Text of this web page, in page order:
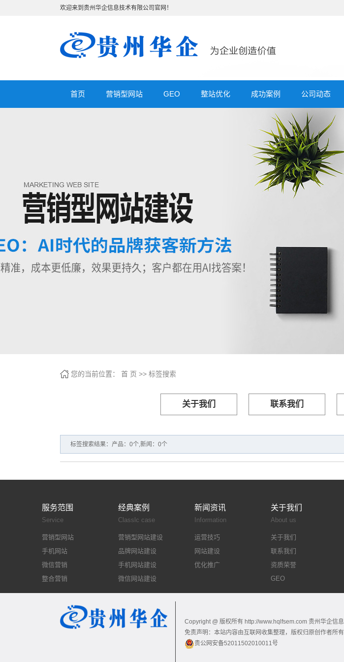
欢迎来到贵州华企信息技术有限公司官网！
首页 营销型网站 GEO 整站优化 成功案例 公司动态
您的当前位置： 首 页 >> 标签搜索
关于我们 联系我们
标签搜索结果：产品：0个,新闻：0个
服务范围
Service
营销型网站
手机网站
微信营销
整合营销
经典案例
Classlc case
营销型网站建设
品牌网站建设
手机网站建设
微信网站建设
新闻资讯
Information
运营技巧
网站建设
优化推广
关于我们
About us
关于我们
联系我们
资质荣誉
GEO
Copyright @ 版权所有 http://www.hqlfsem.com 贵州华企信
免责声明：本站内容由互联网收集整理，版权归原创作者所
贵公网安备52011502010011号